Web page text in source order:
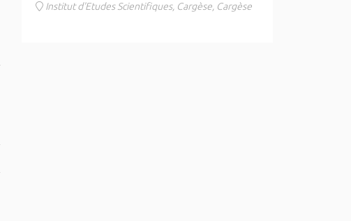
Institut d'Etudes Scientifiques, Cargèse, Cargèse